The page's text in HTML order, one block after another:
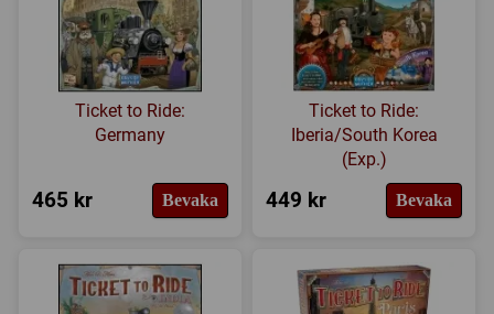
Ticket to Ride:
Germany
465 kr Bevaka
Ticket to Ride:
Iberia/South Korea
(Exp.)
449 kr Bevaka